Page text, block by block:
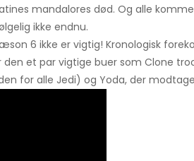
mandalores død. Og alle
ikke endnu.
6 ikke er vigtig! Kronologisk
den et par vigtige buer som Clone
for alle Jedi) og Yoda, der